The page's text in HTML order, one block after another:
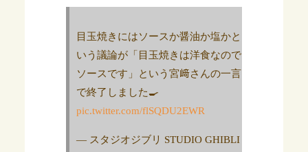
目玉焼きにはソースか醤油か塩かと
いう議論が「目玉焼きは洋食なので
ソースです」という宮﨑さんの一言
で終了しました🍳
pic.twitter.com/flSQDU2EWR
— スタジオジブリ STUDIO GHIBLI